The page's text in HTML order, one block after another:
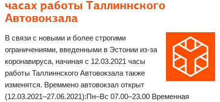
часах работы Таллиннского
Автовокзала
В связи с новыми и более строгими
ограничениями, введенными в Эстонии из-за
коронавируса, начиная с 12.03.2021 часы
работы Таллиннского Автовокзала также
изменятся. Времмено автовокзал открыт
(12.03.2021–27.06.2021):Пн–Вс 07.00–23.00 Временная